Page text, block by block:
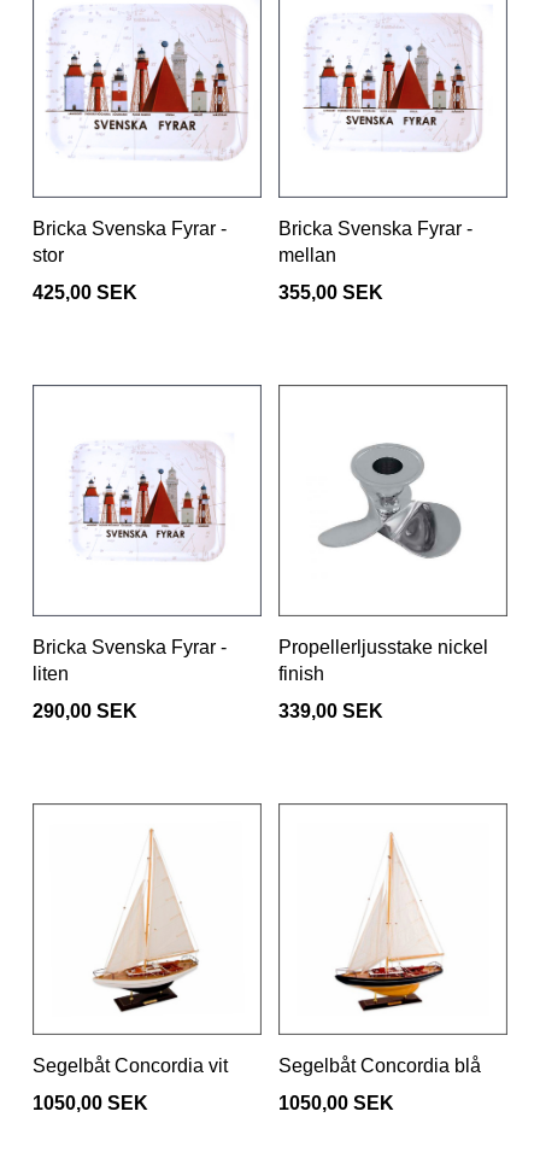
Bricka Svenska Fyrar -
stor
425,00 SEK
Bricka Svenska Fyrar -
mellan
355,00 SEK
Bricka Svenska Fyrar -
liten
290,00 SEK
Propellerljusstake nickel
finish
339,00 SEK
Segelbåt Concordia vit
1050,00 SEK
Segelbåt Concordia blå
1050,00 SEK